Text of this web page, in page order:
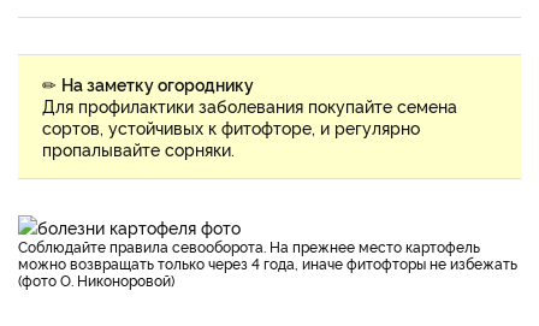
✏ На заметку огороднику
Для профилактики заболевания покупайте семена
сортов, устойчивых к фитофторе, и регулярно
пропалывайте сорняки.
Соблюдайте правила севооборота. На прежнее место картофель
можно возвращать только через 4 года, иначе фитофторы не избежать
(фото О. Никоноровой)